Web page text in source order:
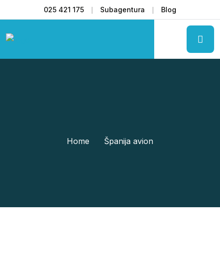
025 421 175 Subagentura Blog
Home Španija avion